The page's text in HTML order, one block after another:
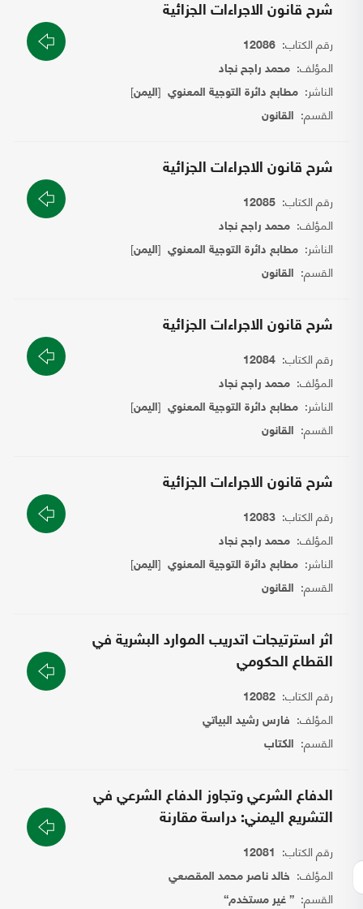
شرح قانون الاجراءات الجزائية
رقم الكتاب: 12086
المؤلف: محمد راجح نجاد
الناشر: مطابع دائرة التوجية المعنوي [اليمن]
القسم: القانون
شرح قانون الاجراءات الجزائية
رقم الكتاب: 12085
المؤلف: محمد راجح نجاد
الناشر: مطابع دائرة التوجية المعنوي [اليمن]
القسم: القانون
شرح قانون الاجراءات الجزائية
رقم الكتاب: 12084
المؤلف: محمد راجح نجاد
الناشر: مطابع دائرة التوجية المعنوي [اليمن]
القسم: القانون
شرح قانون الاجراءات الجزائية
رقم الكتاب: 12083
المؤلف: محمد راجح نجاد
الناشر: مطابع دائرة التوجية المعنوي [اليمن]
القسم: القانون
اثر استرتيجات اتدريب الموارد البشرية في
القطاع الحكومي
رقم الكتاب: 12082
المؤلف: فارس رشيد البياتي
القسم: الكتاب
الدفاع الشرعي وتجاوز الدفاع الشرعي في
التشريع اليمني: دراسة مقارنة
رقم الكتاب: 12081
المؤلف: خالد ناصر محمد المقصعي
القسم: { غير مستخدم}